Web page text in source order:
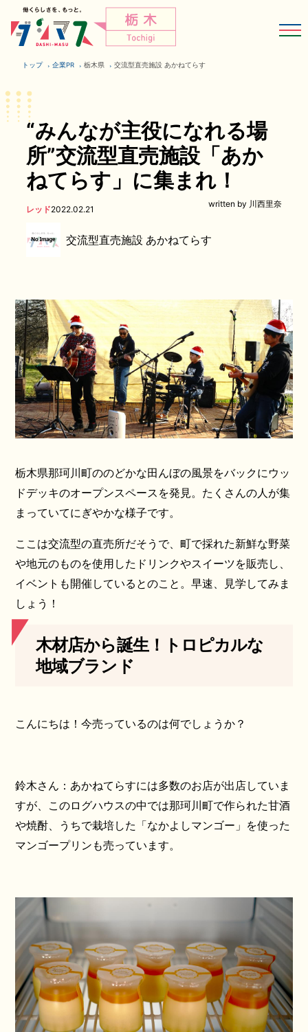
トップ 企業PR 栃木県 交流型直売施設 あかねてらす
“みんなが主役になれる場
所”交流型直売施設「あか
ねてらす」に集まれ！
レッド2022.02.21
written by 川西里奈
交流型直売施設 あかねてらす
栃木県那珂川町ののどかな田んぼの風景をバックにウッ
ドデッキのオープンスペースを発見。たくさんの人が集
まっていてにぎやかな様子です。
ここは交流型の直売所だそうで、町で採れた新鮮な野菜
や地元のものを使用したドリンクやスイーツを販売し、
イベントも開催しているとのこと。早速、見学してみま
しょう！
木材店から誕生！トロピカルな
地域ブランド
こんにちは！今売っているのは何でしょうか？
鈴木さん：あかねてらすには多数のお店が出店していま
すが、このログハウスの中では那珂川町で作られた甘酒
や焼酎、うちで栽培した「なかよしマンゴー」を使った
マンゴープリンも売っています。